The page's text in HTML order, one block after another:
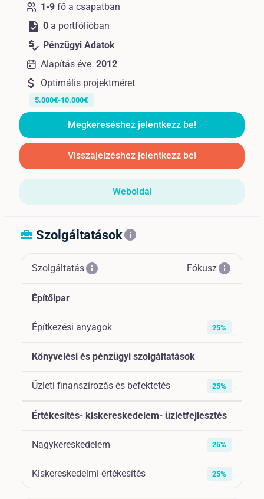
1-9 fő a csapatban
task 0 a portfólióban
price_check Pénzügyi Adatok
Alapítás éve 2012
attach_money Optimális projektméret
5.000€-10.000€
Megkereséshez jelentkezz be!
Visszajelzéshez jelentkezz be!
Weboldal
home_repair_service Szolgáltatásokinfo
Szolgáltatásinfo Fókuszinfo
Építőipar
Építkezési anyagok 25%
Könyvelési és pénzügyi szolgáltatások
Üzleti finanszírozás és befektetés 25%
Értékesítés- kiskereskedelem- üzletfejlesztés
Nagykereskedelem 25%
Kiskereskedelmi értékesítés 25%